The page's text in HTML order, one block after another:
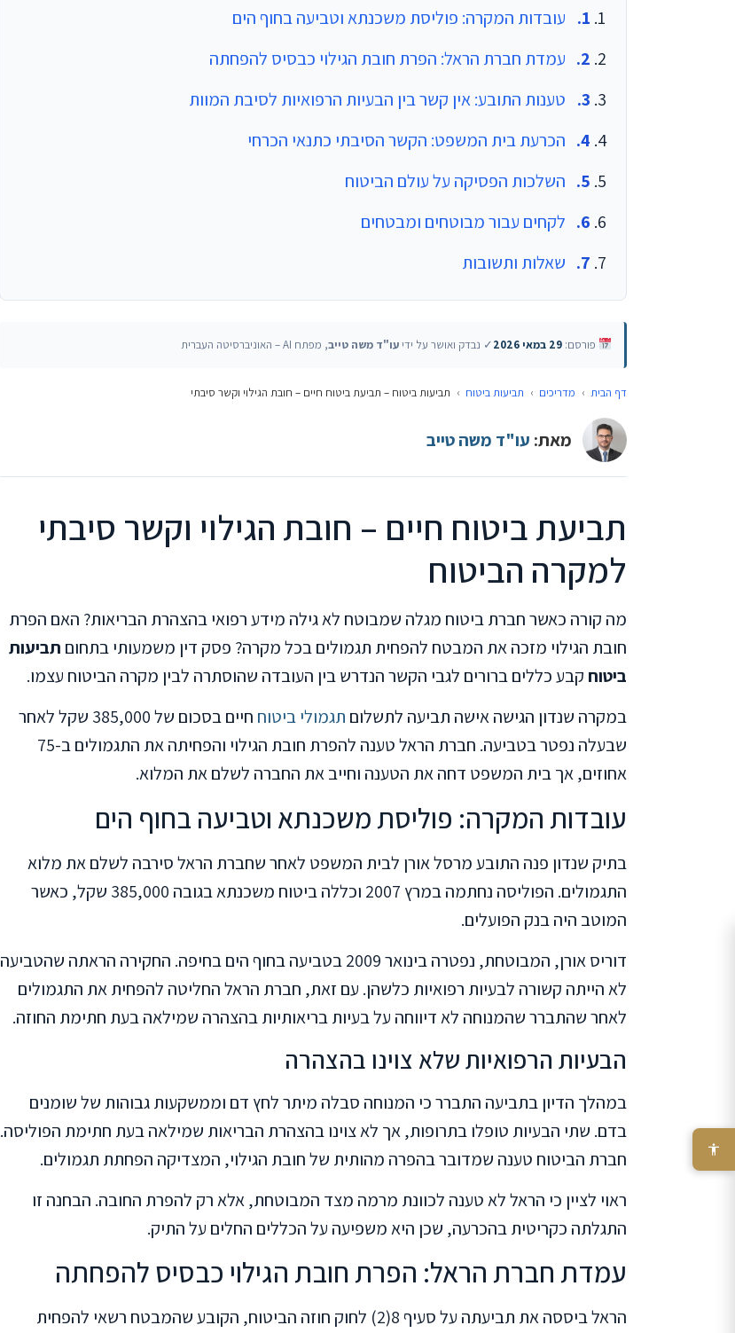
עובדות המקרה: פוליסת משכנתא וטביעה בחוף הים
עמדת חברת הראל: הפרת חובת הגילוי כבסיס להפחתה
טענות התובע: אין קשר בין הבעיות הרפואיות לסיבת המוות
הכרעת בית המשפט: הקשר הסיבתי כתנאי הכרחי
השלכות הפסיקה על עולם הביטוח
לקחים עבור מבוטחים ומבטחים
שאלות ותשובות
פורסם: 29 במאי 2026 ✓ נבדק ואושר על ידי עו"ד משה טייב, מפתח AI – האוניברסיטה העברית
דף הבית › מדריכים › תביעות ביטוח › תביעות ביטוח – תביעת ביטוח חיים – חובת הגילוי וקשר סיבתי
מאת: עו"ד משה טייב
תביעת ביטוח חיים – חובת הגילוי וקשר סיבתי
למקרה הביטוח
מה קורה כאשר חברת ביטוח מגלה שמבוטח לא גילה מידע רפואי בהצהרת הבריאות? האם הפרת
חובת הגילוי מזכה את המבטח להפחית תגמולים בכל מקרה? פסק דין משמעותי בתחום תביעות
ביטוח קבע כללים ברורים לגבי הקשר הנדרש בין העובדה שהוסתרה לבין מקרה הביטוח עצמו.
במקרה שנדון הגישה אישה תביעה לתשלום תגמולי ביטוח
חיים בסכום של 385,000 שקל לאחר
שבעלה נפטר בטביעה. חברת הראל טענה להפרת חובת הגילוי והפחיתה את התגמולים ב-75
אחוזים, אך בית המשפט דחה את הטענה וחייב את החברה לשלם את המלוא.
עובדות המקרה: פוליסת משכנתא וטביעה בחוף הים
בתיק שנדון פנה התובע מרסל אורן לבית המשפט לאחר שחברת הראל סירבה לשלם את מלוא
התגמולים. הפוליסה נחתמה במרץ 2007 וכללה ביטוח משכנתא בגובה 385,000 שקל, כאשר
המוטב היה בנק הפועלים.
דוריס אורן, המבוטחת, נפטרה בינואר 2009 בטביעה בחוף הים בחיפה. החקירה הראתה שהטביעה
לא הייתה קשורה לבעיות רפואיות כלשהן. עם זאת, חברת הראל החליטה להפחית את התגמולים
לאחר שהתברר שהמנוחה לא דיווחה על בעיות בריאותיות בהצהרה שמילאה בעת חתימת החוזה.
הבעיות הרפואיות שלא צוינו בהצהרה
במהלך הדיון בתביעה התברר כי המנוחה סבלה מיתר לחץ דם וממשקעות גבוהות של שומנים
בדם. שתי הבעיות טופלו בתרופות, אך לא צוינו בהצהרת הבריאות שמילאה בעת חתימת הפוליסה.
חברת הביטוח טענה שמדובר בהפרה מהותית של חובת הגילוי, המצדיקה הפחתת תגמולים.
ראוי לציין כי הראל לא טענה לכוונת מרמה מצד המבוטחת, אלא רק להפרת החובה. הבחנה זו
התגלתה כקריטית בהכרעה, שכן היא משפיעה על הכללים החלים על התיק.
עמדת חברת הראל: הפרת חובת הגילוי כבסיס להפחתה
הראל ביססה את תביעתה על סעיף 8(2) לחוק חוזה הביטוח, הקובע שהמבטח רשאי להפחית